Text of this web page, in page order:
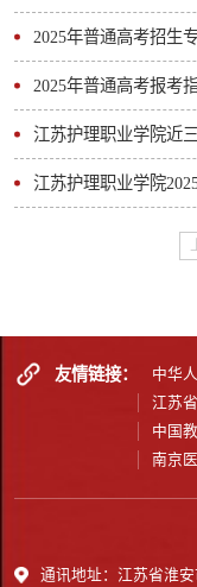
2025年普通高考招生
2025年普通高考报考
江苏护理职业学院近
江苏护理职业学院
友情链接： 中华
江苏
中国
南京
通讯地址：江苏省淮